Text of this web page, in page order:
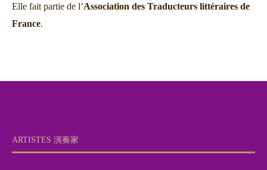
Elle fait partie de l’Association des Traducteurs littéraires de
France.
ARTISTES 演奏家